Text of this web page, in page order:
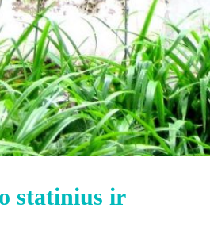
statinius ir